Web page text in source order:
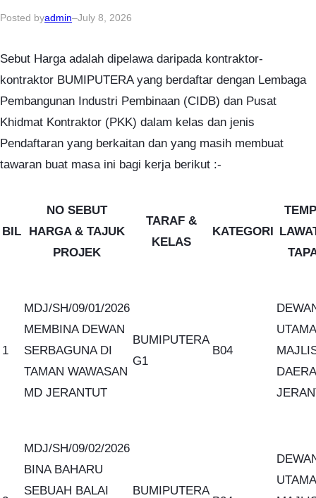
Posted byadmin–July 8, 2026
Sebut Harga adalah dipelawa daripada kontraktor-
kontraktor BUMIPUTERA yang berdaftar dengan Lembaga
Pembangunan Industri Pembinaan (CIDB) dan Pusat
Khidmat Kontraktor (PKK) dalam kelas dan jenis
Pendaftaran yang berkaitan dan yang masih membuat
tawaran buat masa ini bagi kerja berikut :-
BIL
NO SEBUT
HARGA & TAJUK
PROJEK
TARAF &
KELAS
KATEGORI
1
MDJ/SH/09/01/2026
MEMBINA DEWAN
SERBAGUNA DI
TAMAN WAWASAN
MD JERANTUT
BUMIPUTERA
G1
B04
UTAMA
MDJ/SH/09/02/2026
BINA BAHARU
SEBUAH BALAI
BUMIPUTERA
UTAMA